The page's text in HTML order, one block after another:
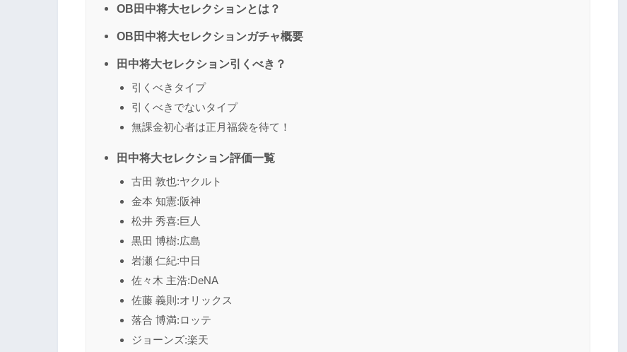
OB田中将大セレクションとは？
OB田中将大セレクションガチャ概要
田中将大セレクション引くべき？
引くべきタイプ
引くべきでないタイプ
無課金初心者は正月福袋を待て！
田中将大セレクション評価一覧
古田 敦也:ヤクルト
金本 知憲:阪神
松井 秀喜:巨人
黒田 博樹:広島
岩瀬 仁紀:中日
佐々木 主浩:DeNA
佐藤 義則:オリックス
落合 博満:ロッテ
ジョーンズ:楽天